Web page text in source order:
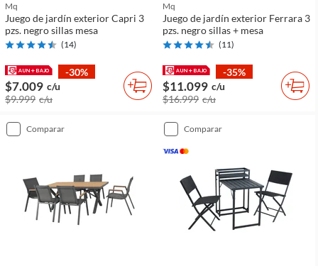
Mq
Juego de jardín exterior Capri 3
pzs. negro sillas mesa
(14)
-30%
$7.009 c/u
$9.999 c/u
Mq
Juego de jardín exterior Ferrara 3
pzs. negro sillas + mesa
(11)
-35%
$11.099 c/u
$16.999 c/u
comparar comparar